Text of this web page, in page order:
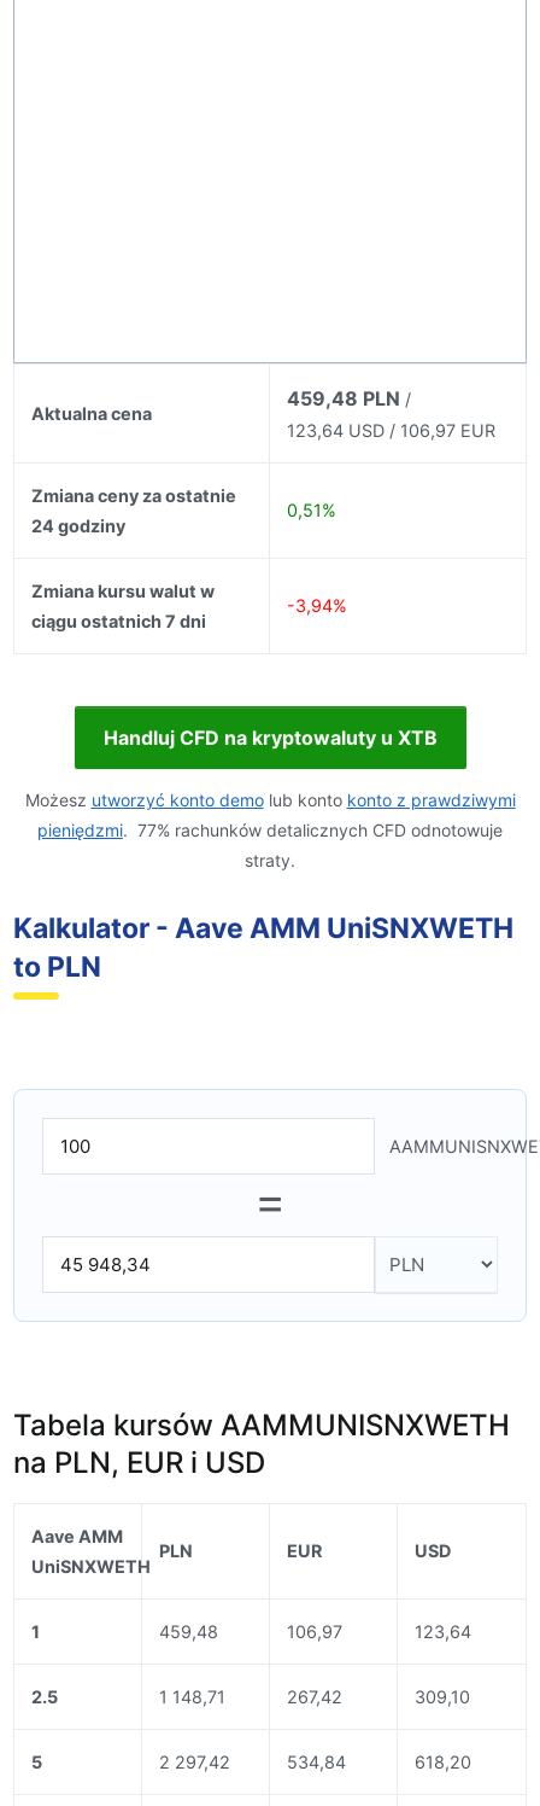
Aktualna cena
459,48 PLN /
123,64 USD / 106,97 EUR
Zmiana ceny za ostatnie
24 godziny
0,51%
Zmiana kursu walut w
ciągu ostatnich 7 dni
-3,94%
Handluj CFD na kryptowaluty u XTB
Możesz utworzyć konto demolub konto konto z prawdziwymi
pieniędzmi. 77% rachunków detalicznych CFD odnotowuje
straty.
Kalkulator - Aave AMM UniSNXWETH
to PLN
=
Tabela kursów AAMMUNISNXWETH
na PLN, EUR i USD
Aave AMM
UniSNXWETH
PLN EUR USD
1 459,48 106,97 123,64
2.5 1 148,71 267,42 309,10
5 2 297,42 534,84 618,20